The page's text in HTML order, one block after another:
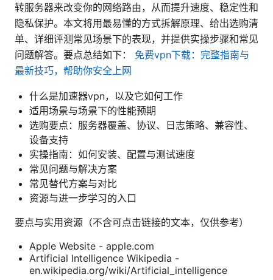
转服务器来改变你的网络路由，从而提升速度、稳定性和
隐私保护。本文将用最易懂的方式拆解原理、给出选购清
单、详细评测常见场景下的表现，并提供实操步骤和常见
问题解答。要点总结如下： 免费vpn下载：完整指南与
最新技巧，帮助你安全上网
什么是加速器vpn，以及它如何工作
适用场景与场景下的性能预期
选购要点：服务器覆盖、协议、日志策略、兼容性、
设备支持
实操指南：如何安装、配置与测试速度
常见问题与解决方案
常见替代方案与对比
资源与进一步学习的入口
要点与实用资源（不含可点击链接的文本，仅供参考）
Apple Website - apple.com
Artificial Intelligence Wikipedia -
en.wikipedia.org/wiki/Artificial_intelligence